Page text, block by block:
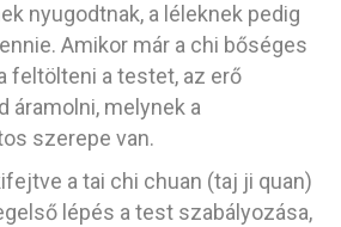
nyugodtnak, a léleknek pedig
Amikor már a chi bőséges
feltölteni a testet, az erő
áramolni, melynek a
szerepe van.
a tai chi chuan (taj ji quan)
lépés a test szabályozása,